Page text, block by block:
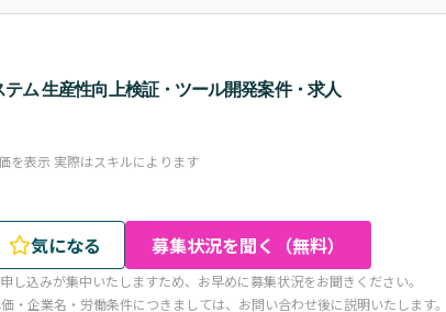
ム 生産性向上検証・ツール開発案件・求人
を表示 実際はスキルによります
気になる 募集状況を聞く（無料）
し込みが集中いたしますため、お早めに募集状況をお聞きください。
・企業名・労働条件につきましては、お問い合わせ後に説明いたします。